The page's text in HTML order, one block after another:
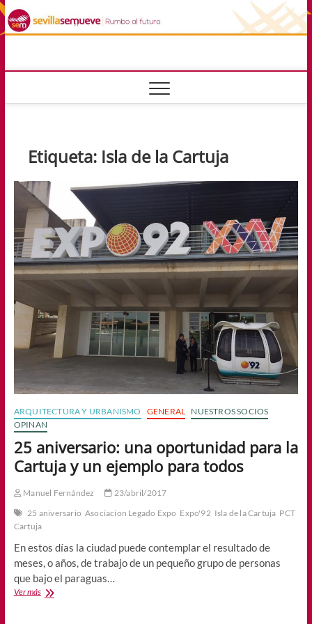
Saltar
al
contenido
Etiqueta: Isla de la Cartuja
ARQUITECTURA Y URBANISMO GENERAL
NUESTROS SOCIOS
OPINAN
25 aniversario: una oportunidad para la
Cartuja y un ejemplo para todos
Manuel Fernández
23/abril/2017
25 aniversario Asociacion Legado Expo Expo'92 Isla de la Cartuja PCT
Cartuja
En estos días la ciudad puede contemplar el resultado de
meses, o años, de trabajo de un pequeño grupo de personas
que bajo el paraguas…
Ver más25